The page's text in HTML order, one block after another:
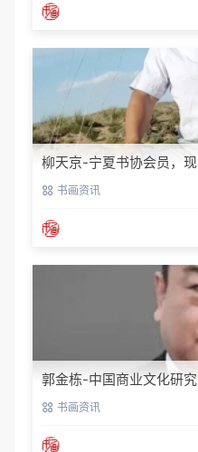
柳天京-宁夏书协会员，
书画资讯
郭金栋-中国商业文化研
书画资讯